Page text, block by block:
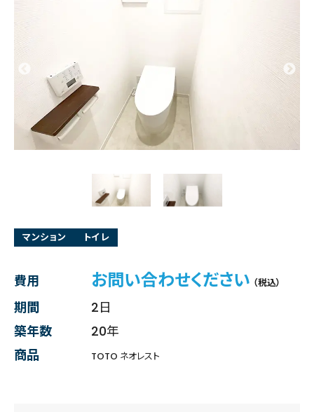
マンション トイレ
費用 お問い合わせください （税込）
期間
2日
築年数
20年
商品
TOTO ネオレスト